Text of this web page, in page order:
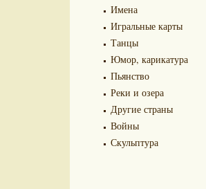
Имена
Игральные карты
Танцы
Юмор, карикатура
Пьянство
Реки и озера
Другие страны
Войны
Скульптура